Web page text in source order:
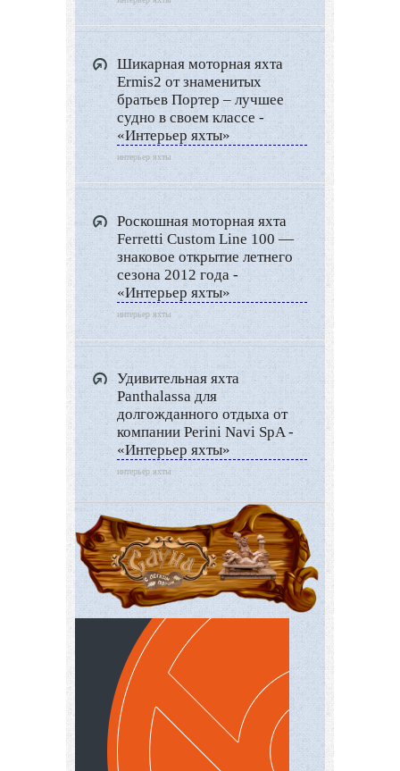
Другие услуги
Шикарная моторная яхта
Ermis2 от знаменитых
братьев Портер – лучшее
судно в своем классе -
«Интерьер яхты»
интерьер яхты
Роскошная моторная яхта
Ferretti Custom Line 100 —
знаковое открытие летнего
сезона 2012 года -
«Интерьер яхты»
интерьер яхты
Удивительная яхта
Panthalassa для
долгожданного отдыха от
компании Perini Navi SpA -
«Интерьер яхты»
интерьер яхты